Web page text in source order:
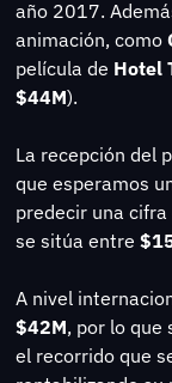
año 2017.
animación, como
película de Hotel
$44M).
La recepción del
que esperamos
predecir una
se sitúa entre
$42M, por lo que
el recorrido que